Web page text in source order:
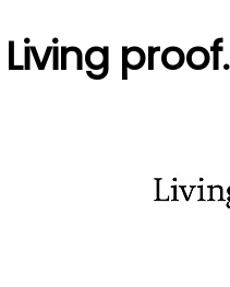
Living proof.